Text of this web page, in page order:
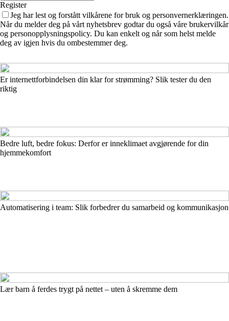
Register
Jeg har lest og forstått vilkårene for bruk og personvernerklæringen.
Når du melder deg på vårt nyhetsbrev godtar du også våre brukervilkår
og personopplysningspolicy. Du kan enkelt og når som helst melde
deg av igjen hvis du ombestemmer deg.
Er internettforbindelsen din klar for strømming? Slik tester du den
riktig
Bedre luft, bedre fokus: Derfor er inneklimaet avgjørende for din
hjemmekomfort
Automatisering i team: Slik forbedrer du samarbeid og kommunikasjon
Lær barn å ferdes trygt på nettet – uten å skremme dem